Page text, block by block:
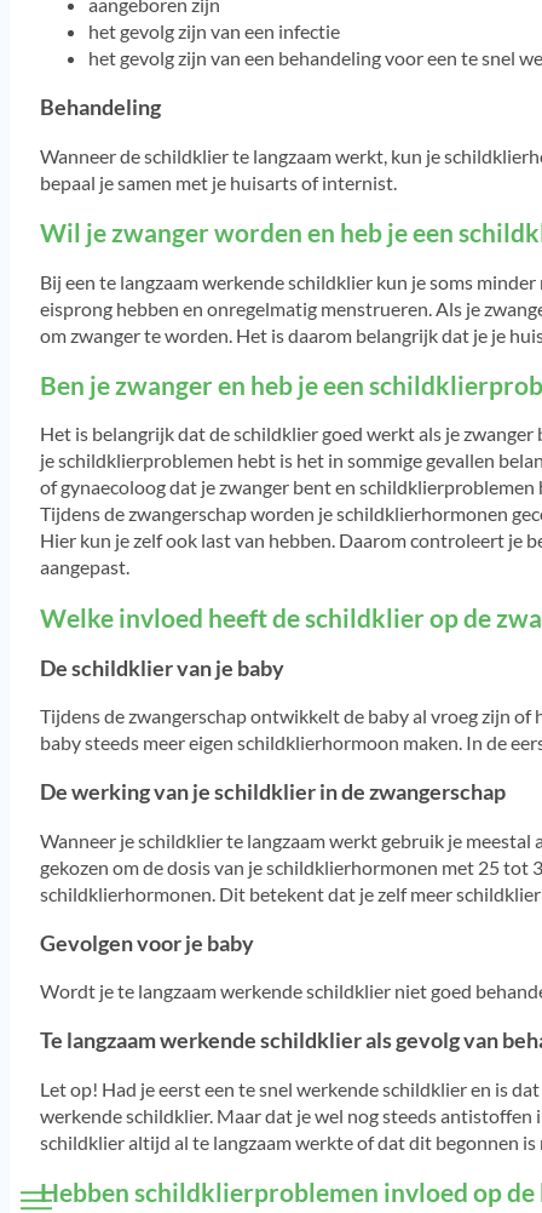
het gevolg zijn van een infectie
het gevolg zijn van een behandeling voor een te snel
Behandeling
Wanneer de schildklier te langzaam werkt, kun je
bepaal je samen met je huisarts of internist.
Wil je zwanger worden en heb je een
Bij een te langzaam werkende schildklier kun je soms
eisprong hebben en onregelmatig menstrueren. Als je
om zwanger te worden. Het is daarom belangrijk dat je je
Ben je zwanger en heb je een
Het is belangrijk dat de schildklier goed werkt als je
je schildklierproblemen hebt is het in sommige gevallen
of gynaecoloog dat je zwanger bent en schildklierproblemen
Tijdens de zwangerschap worden je schildklierhormonen
Hier kun je zelf ook last van hebben. Daarom controleert je
aangepast.
Welke invloed heeft de schildklier op de
De schildklier van je baby
Tijdens de zwangerschap ontwikkelt de baby al vroeg zijn
baby steeds meer eigen schildklierhormoon maken. In de
De werking van je schildklier in de zwangerschap
Wanneer je schildklier te langzaam werkt gebruik je
gekozen om de dosis van je schildklierhormonen met 25 tot
schildklierhormonen. Dit betekent dat je zelf meer
Gevolgen voor je baby
Wordt je te langzaam werkende schildklier niet goed
Te langzaam werkende schildklier als gevolg van
Let op! Had je eerst een te snel werkende schildklier en is
werkende schildklier. Maar dat je wel nog steeds
schildklier altijd al te langzaam werkte of dat dit begonnen
Hebben schildklierproblemen invloed op de